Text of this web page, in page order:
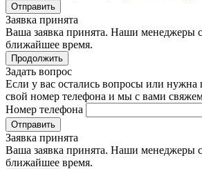
Отправить
Заявка принята
Ваша заявка принята. Наши менеджеры
ближайшее время.
Продолжить
Задать вопрос
Если у вас остались вопросы или нужна
свой номер телефона и мы с вами
Номер телефона
Отправить
Заявка принята
Ваша заявка принята. Наши менеджеры
ближайшее время.